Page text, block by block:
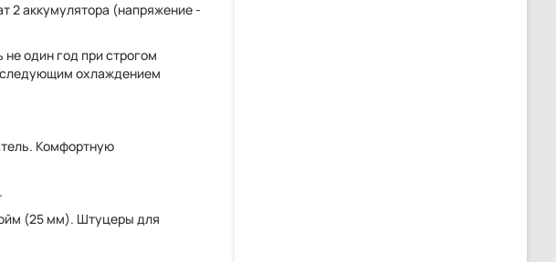
2 аккумулятора (напряжение -
один год при строгом
охлаждением
Комфортную
(25 мм). Штуцеры для